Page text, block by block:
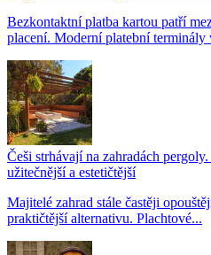
Bezkontaktní platba kartou patří
placení. Moderní platební terminály
Češi strhávají na zahradách
užitečnější a estetičtější
Majitelé zahrad stále častěji
praktičtější alternativu. Plachtové...